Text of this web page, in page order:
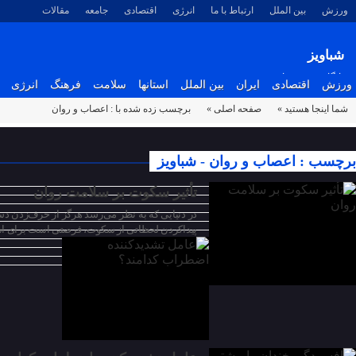
ورزش بین الملل ارتباط با ما انرژی اقتصادی جامعه مقالات
شباویز
پایگاه خبری شباویز
ورزش اقتصادی ایران بین الملل استانها سلامت فرهنگ انرژی
شما اینجا هستید » صفحه اصلی » برچسب زده شده با : اعصاب و روان
برچسب : اعصاب و روان - شباویز
تأثیر سکوت بر سلامت روان
در دنیایی که به نظر می‌رسد هرگز از
پیداکردن لحظاتی از سکوت، فرصتی است برای